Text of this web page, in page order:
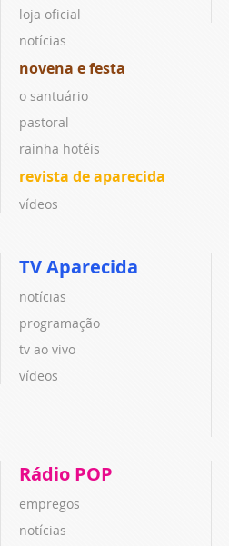
loja oficial
notícias
novena e festa
o santuário
pastoral
rainha hotéis
revista de aparecida
vídeos
TV Aparecida
notícias
programação
tv ao vivo
vídeos
Rádio POP
empregos
notícias